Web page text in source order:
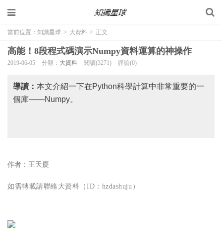
當前位置： 知識星球 > 大資料 > 正文
高能！8段程式碼演示Numpy資料運算的神操作
2019-06-05 分類： 大資料 閱讀(3271) 評論(0)
導讀： 本文介紹一下在Python科學計算中非常重要的一
個庫——Numpy。
作者： 王天慶
如需轉載請聯絡大資料（ID： hzdashuju）